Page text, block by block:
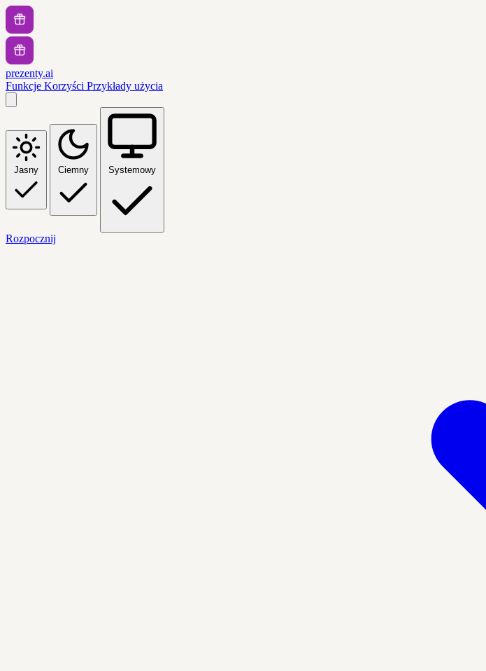
prezenty.ai
Funkcje Korzyści Przykłady użycia
Jasny Ciemny Systemowy
Rozpocznij